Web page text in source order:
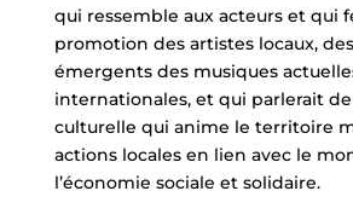
qui ressemble aux acteurs et qui
promotion des artistes locaux,
émergents des musiques
internationales, et qui parlerait de
culturelle qui anime le territoire
actions locales en lien avec le
l’économie sociale et solidaire.